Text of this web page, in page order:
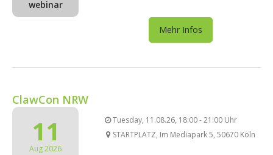
webinar
Mehr Infos
ClawCon NRW
11
Aug 2026
Tuesday, 11.08.26, 18:00 - 21:00 Uhr
STARTPLATZ, Im Mediapark 5, 50670 Köln